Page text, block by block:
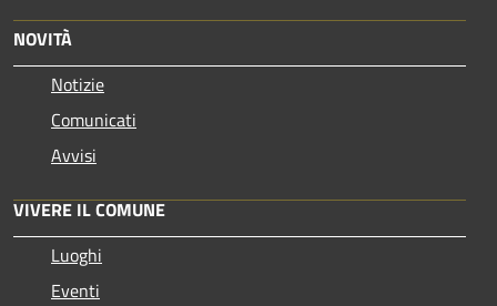
NOVITÀ
Notizie
Comunicati
Avvisi
VIVERE IL COMUNE
Luoghi
Eventi